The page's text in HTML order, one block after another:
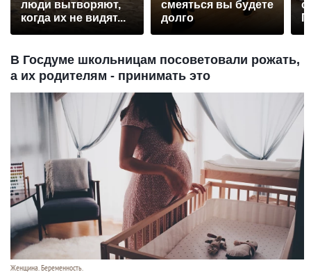
люди вытворяют,
когда их не видят...
смеяться вы будете
долго
В Госдуме школьницам посоветовали рожать,
а их родителям - принимать это
Женщина. Беременность.